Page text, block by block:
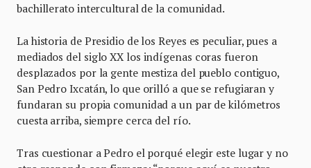
bachillerato intercultural de la comunidad.
La historia de Presidio de los Reyes es peculiar, pues a
mediados del siglo XX los indígenas coras fueron
desplazados por la gente mestiza del pueblo contiguo,
San Pedro Ixcatán, lo que orilló a que se refugiaran y
fundaran su propia comunidad a un par de kilómetros
cuesta arriba, siempre cerca del río.
Tras cuestionar a Pedro el porqué elegir este lugar y no